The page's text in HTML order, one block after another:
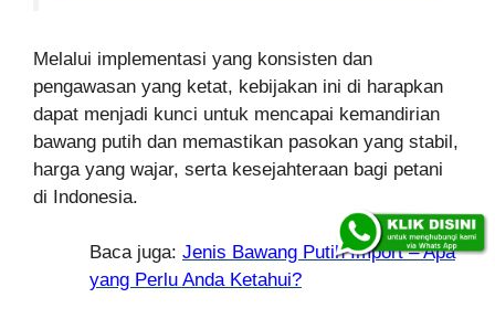
Melalui implementasi yang konsisten dan
pengawasan yang ketat, kebijakan ini di harapkan
dapat menjadi kunci untuk mencapai kemandirian
bawang putih dan memastikan pasokan yang stabil,
harga yang wajar, serta kesejahteraan bagi petani
di Indonesia.
Baca juga: Jenis Bawang Putih Import – Apa
yang Perlu Anda Ketahui?